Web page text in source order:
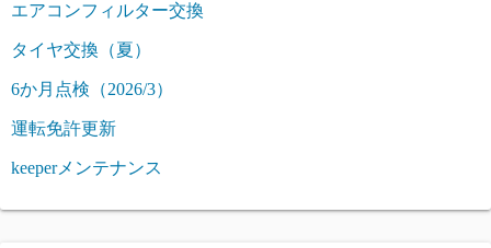
エアコンフィルター交換
タイヤ交換（夏）
6か月点検（2026/3）
運転免許更新
keeperメンテナンス